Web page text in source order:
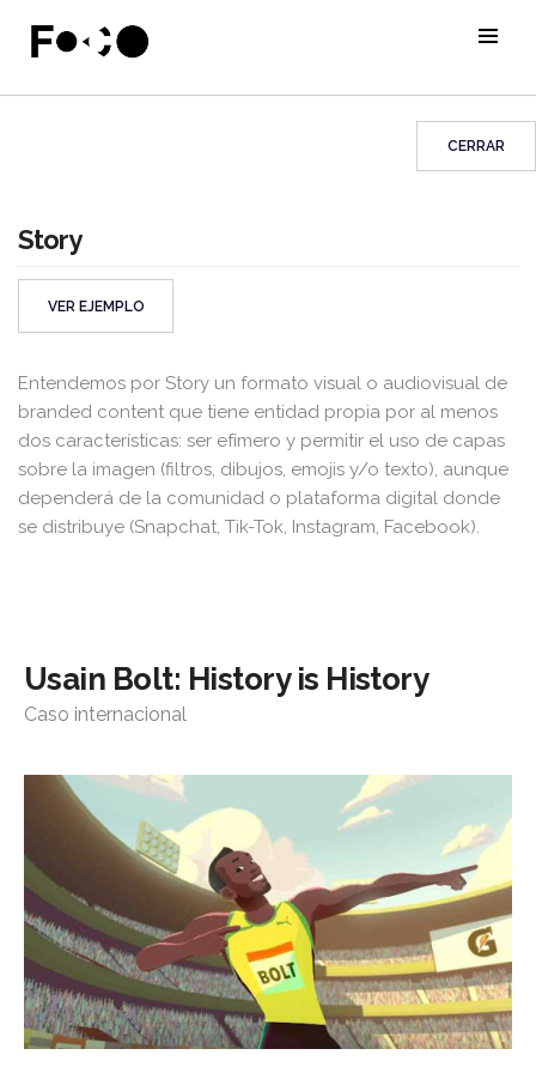
CERRAR
Story
VER EJEMPLO
Entendemos por Story un formato visual o audiovisual de
branded content que tiene entidad propia por al menos
dos características: ser efímero y permitir el uso de capas
sobre la imagen (filtros, dibujos, emojis y/o texto), aunque
dependerá de la comunidad o plataforma digital donde
se distribuye (Snapchat, Tik-Tok, Instagram, Facebook).
Usain Bolt: History is History
Caso internacional